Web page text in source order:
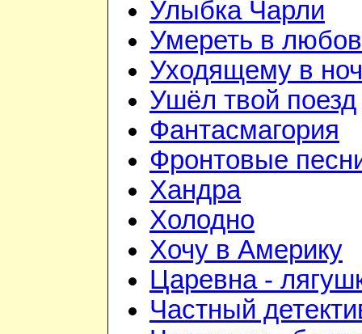
Улыбка Чарли
Умереть в
Уходящему в
Ушёл твой поезд
Фантасмагория
Фронтовые
Хандра
Холодно
Хочу в Америку
Царевна -
Частный